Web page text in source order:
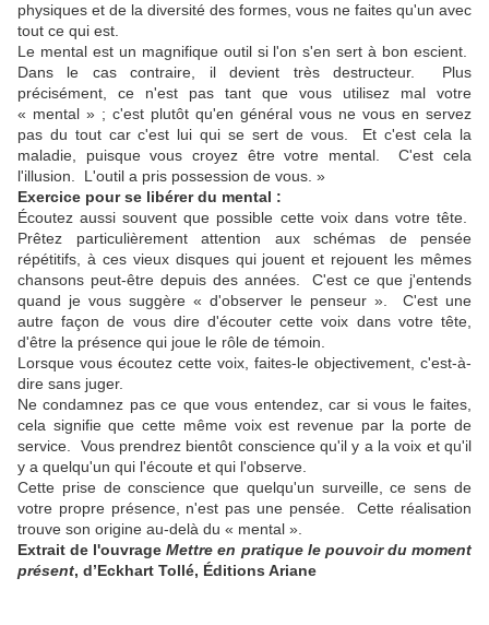
physiques et de la diversité des formes, vous ne faites qu'un avec
tout ce qui est.
Le mental est un magnifique outil si l'on s'en sert à bon escient.
Dans le cas contraire, il devient très destructeur. Plus
précisément, ce n'est pas tant que vous utilisez mal votre
« mental » ; c'est plutôt qu'en général vous ne vous en servez
pas du tout car c'est lui qui se sert de vous. Et c'est cela la
maladie, puisque vous croyez être votre mental. C'est cela
l'illusion. L'outil a pris possession de vous. »
Exercice pour se libérer du mental :
Écoutez aussi souvent que possible cette voix dans votre tête.
Prêtez particulièrement attention aux schémas de pensée
répétitifs, à ces vieux disques qui jouent et rejouent les mêmes
chansons peut-être depuis des années. C'est ce que j'entends
quand je vous suggère « d'observer le penseur ». C'est une
autre façon de vous dire d'écouter cette voix dans votre tête,
d'être la présence qui joue le rôle de témoin.
Lorsque vous écoutez cette voix, faites-le objectivement, c'est-à-
dire sans juger.
Ne condamnez pas ce que vous entendez, car si vous le faites,
cela signifie que cette même voix est revenue par la porte de
service. Vous prendrez bientôt conscience qu'il y a la voix et qu'il
y a quelqu'un qui l'écoute et qui l'observe.
Cette prise de conscience que quelqu'un surveille, ce sens de
votre propre présence, n'est pas une pensée. Cette réalisation
trouve son origine au-delà du « mental ».
Extrait de l'ouvrageMettre en pratique le pouvoir du moment
présent, d’Eckhart Tollé, Éditions Ariane